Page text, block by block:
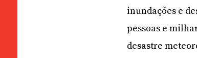
inundações e
pessoas e
desastre